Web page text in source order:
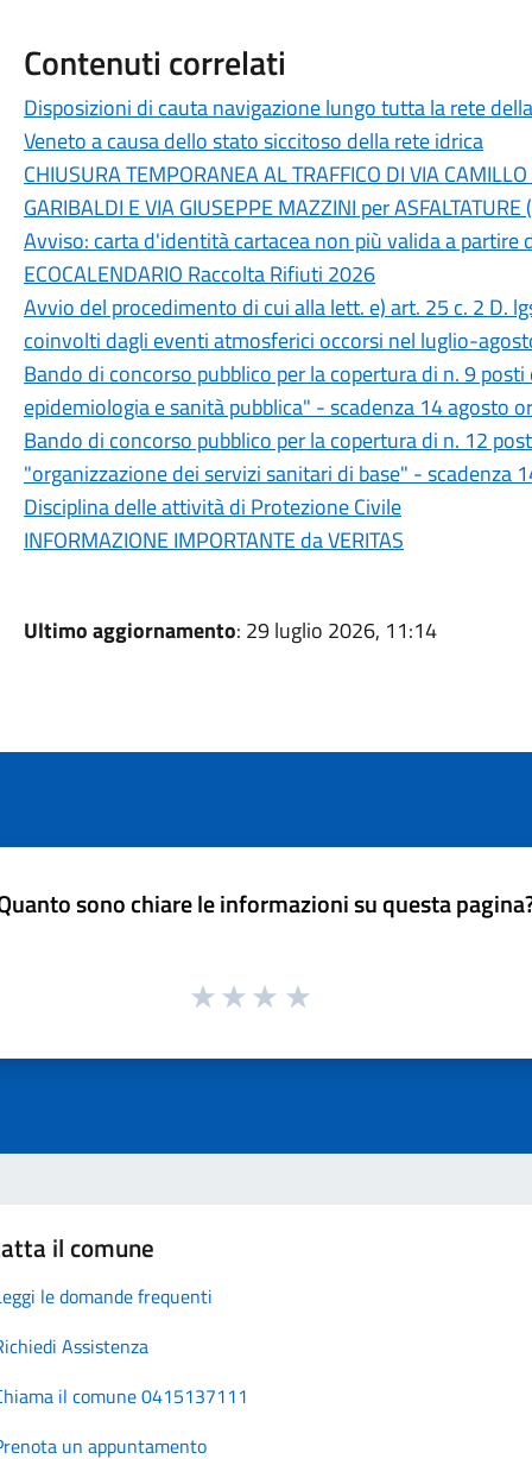
Contenuti correlati
Disposizioni di cauta navigazione lungo tutta la rete
Veneto a causa dello stato siccitoso della rete idrica
CHIUSURA TEMPORANEA AL TRAFFICO DI VIA
GARIBALDI E VIA GIUSEPPE MAZZINI per
Avviso: carta d'identità cartacea non più valida a partire
ECOCALENDARIO Raccolta Rifiuti 2026
Avvio del procedimento di cui alla lett. e) art. 25 c. 2 D.
coinvolti dagli eventi atmosferici occorsi nel luglio-
Bando di concorso pubblico per la copertura di n. 9
epidemiologia e sanità pubblica" - scadenza 14 agosto
Bando di concorso pubblico per la copertura di n. 12
"organizzazione dei servizi sanitari di base" - scadenza
Disciplina delle attività di Protezione Civile
INFORMAZIONE IMPORTANTE da VERITAS
Ultimo aggiornamento: 29 luglio 2026, 11:14
sono chiare le informazioni su questa
il comune
le domande frequenti
Assistenza
il comune 0415137111
un appuntamento